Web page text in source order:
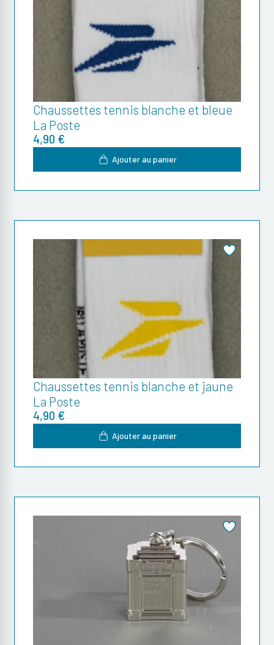
Chaussettes tennis blanche et bleue
La Poste
4,90 €
Ajouter au panier
Chaussettes tennis blanche et jaune
La Poste
4,90 €
Ajouter au panier